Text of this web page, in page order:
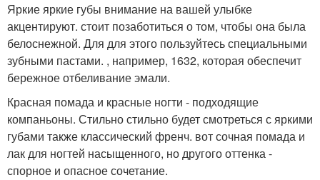
Яркие яркие губы внимание на вашей улыбке
акцентируют. стоит позаботиться о том, чтобы она была
белоснежной. Для для этого пользуйтесь специальными
зубными пастами. , например, 1632, которая обеспечит
бережное отбеливание эмали.
Красная помада и красные ногти - подходящие
компаньоны. Стильно стильно будет смотреться с яркими
губами также классический френч. вот сочная помада и
лак для ногтей насыщенного, но другого оттенка -
спорное и опасное сочетание.